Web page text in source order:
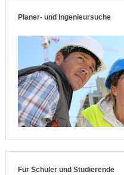
Planer- und Ingenieursuche
Für Schüler und Studierende